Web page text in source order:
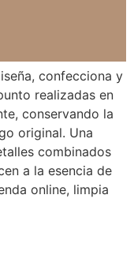
confecciona y
realizadas en
conservando la
original. Una
combinados
a la esencia de
online, limpia